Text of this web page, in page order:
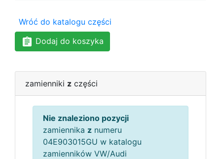
Wróć do katalogu części
Dodaj do koszyka
zamienniki z części
Nie znaleziono pozycji
zamiennika z numeru
04E903015GU w katalogu
zamienników VW/Audi